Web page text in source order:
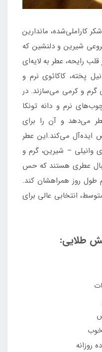
کاراملی‌شده، ماندارین
شیرین و دلنشین که
رایحه، عطر به لایه‌ای
پخته، کاکائوی نرم و
گرم و کرمی می‌سازند. در
نرم و دانه تونکا
می‌دهد و آن را برای
ایده‌آل می‌کند.این عطر
وانیلی – شیرین، گرم و
عطری هستند که حس
روز همراهشان کند.
انتخابی عالی برای
طلایی:
روزانه